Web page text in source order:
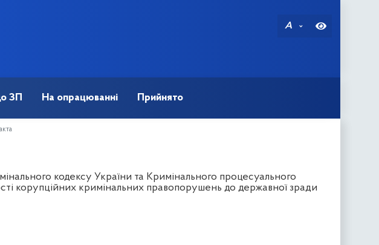
A
ЗП На опрацюванні Прийнято
кодексу України та Кримінального процесуального
корупційних кримінальних правопорушень до державної зради